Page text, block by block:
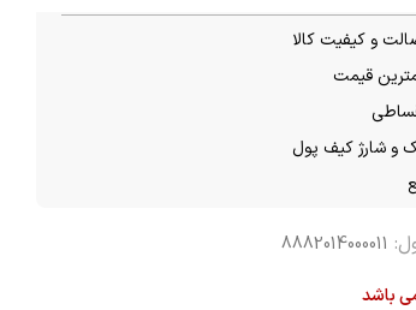
و کیفیت کالا
قیمت
8882014000011
باشد